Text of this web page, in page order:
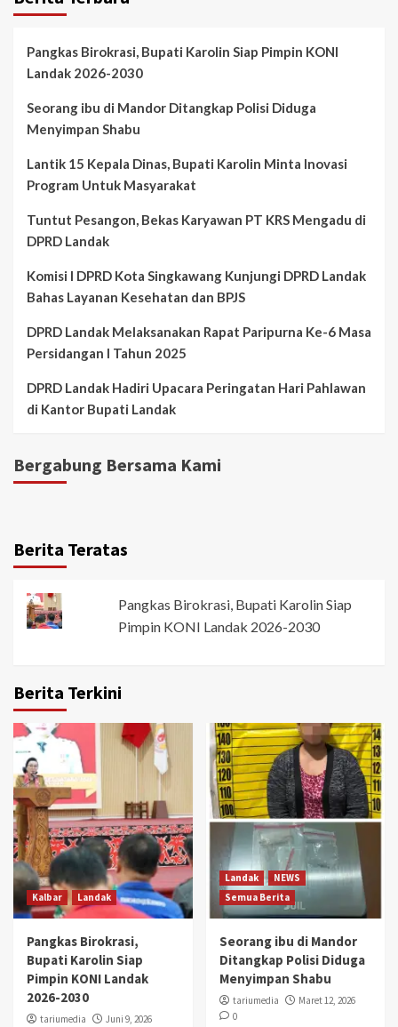
Pangkas Birokrasi, Bupati Karolin Siap Pimpin KONI
Landak 2026-2030
Seorang ibu di Mandor Ditangkap Polisi Diduga
Menyimpan Shabu
Lantik 15 Kepala Dinas, Bupati Karolin Minta Inovasi
Program Untuk Masyarakat
Tuntut Pesangon, Bekas Karyawan PT KRS Mengadu di
DPRD Landak
Komisi I DPRD Kota Singkawang Kunjungi DPRD Landak
Bahas Layanan Kesehatan dan BPJS
DPRD Landak Melaksanakan Rapat Paripurna Ke-6 Masa
Persidangan I Tahun 2025
DPRD Landak Hadiri Upacara Peringatan Hari Pahlawan
di Kantor Bupati Landak
Bergabung Bersama Kami
Berita Teratas
Pangkas Birokrasi, Bupati Karolin Siap
Pimpin KONI Landak 2026-2030
Berita Terkini
Kalbar Landak
Pangkas Birokrasi,
Bupati Karolin Siap
Pimpin KONI Landak
2026-2030
tariumedia
Juni 9, 2026
Landak
NEWS
Semua Berita
Seorang ibu di Mandor
Ditangkap Polisi Diduga
Menyimpan Shabu
tariumedia
Maret 12, 2026
0